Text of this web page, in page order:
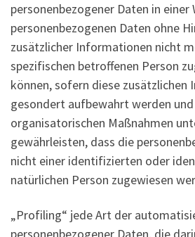
personenbezogener Daten in einer
personenbezogenen Daten ohne
zusätzlicher Informationen nicht
spezifischen betroffenen Person
können, sofern diese zusätzlichen
gesondert aufbewahrt werden
organisatorischen Maßnahmen
gewährleisten, dass die
nicht einer identifizierten oder
natürlichen Person zugewiesen
„Profiling“ jede Art der
personenbezogener Daten, die